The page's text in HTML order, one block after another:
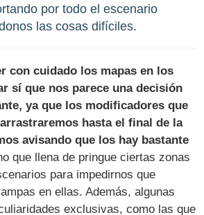
por todo el escenario
las cosas difíciles.
con cuidado los mapas en los
sí que nos parece una decisión
ya que los modificadores que
hasta el final de la
avisando que los hay bastante
que llena de pringue ciertas zonas
para impedirnos que
en ellas. Además, algunas
exclusivas, como las que